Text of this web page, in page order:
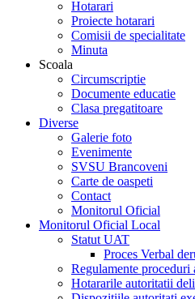
Hotarari
Proiecte hotarari
Comisii de specialitate
Minuta
Scoala
Circumscriptie
Documente educatie
Clasa pregatitoare
Diverse
Galerie foto
Evenimente
SVSU Brancoveni
Carte de oaspeti
Contact
Monitorul Oficial
Monitorul Oficial Local
Statut UAT
Proces Verbal
Regulamente proceduri
Hotararile autoritatii